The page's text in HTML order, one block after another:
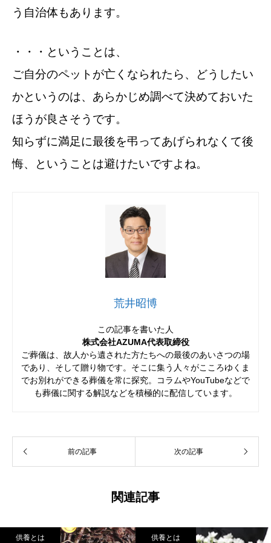
う自治体もあります。
・・・ということは、
ご自分のペットが亡くなられたら、どうしたい
かというのは、 あらかじめ調べて決めておいた
ほうが良さそうです。
知らずに満足に最後を弔ってあげられなくて後
悔、ということは避けたいですよね。
荒井昭博
この記事を書いた人
株式会社AZUMA代表取締役
ご葬儀は、故人から遺された方たちへの最後のあいさつの場
であり、そして贈り物です。そこに集う人々がこころゆくま
でお別れができる葬儀を常に探究。コラムやYouTubeなどで
も葬儀に関する解説などを積極的に配信しています。
前の記事 次の記事
関連記事
供養とは 供養とは